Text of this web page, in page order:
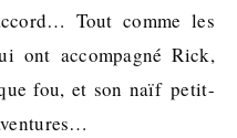
Tout comme les
ont accompagné Rick,
fou, et son naïf petit-